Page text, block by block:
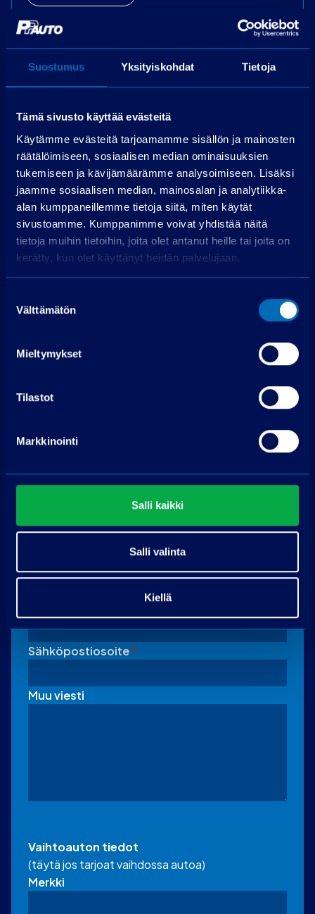
Suostumus Yksityiskohdat Tietoja
Tämä sivusto käyttää evästeitä
Käytämme evästeitä tarjoamamme sisällön ja mainosten
räätälöimiseen, sosiaalisen median ominaisuuksien
tukemiseen ja kävijämäärämme analysoimiseen. Lisäksi
jaamme sosiaalisen median, mainosalan ja analytiikka-
alan kumppaneillemme tietoja siitä, miten käytät
sivustoamme. Kumppanimme voivat yhdistää näitä
tietoja muihin tietoihin, joita olet antanut heille tai joita on
kerätty, kun olet käyttänyt heidän palvelujaan.
valinta
Välttämätön
Mieltymykset
Tilastot
Markkinointi
Salli kaikki
Salli valinta
Kiellä
Käsiraha
Perustamismaksu
399,00 €
Rahoitettava osuus
34 819,00 €
Käsittelymaksu
19,00 €/kk
Korko
Maksuerät
72 kpl á 544,59
€
Todellinen vuosikorko
5,7 %
Luottokustannukset
6 158,56 €
Hae rahoitusta
Edellyttää myönteisen luottopäätöksen.
PP-auto Raisio
Soita puh. 075 3040 5310
Pyydä tarjous
Sähköpostiosoite*
Muu viesti
Vaihtoauton tiedot
(täytä jos tarjoat vaihdossa autoa)
Merkki